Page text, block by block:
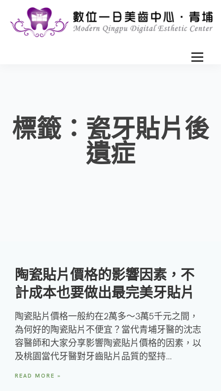
標籤：瓷牙貼片後
遺症
陶瓷貼片價格的影響因素，不
計成本也要做出最完美牙貼片
陶瓷貼片價格一般約在2萬多～3萬5千元之間，
為何好的陶瓷貼片不便宜？當代青埔牙醫的沈志
容醫師和大家分享影響陶瓷貼片價格的因素，以
及桃園當代牙醫對牙齒貼片品質的堅持…
READ MORE »